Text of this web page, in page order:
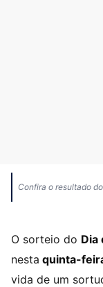
Confira o resultado
O sorteio do Dia
nesta quinta-
vida de um